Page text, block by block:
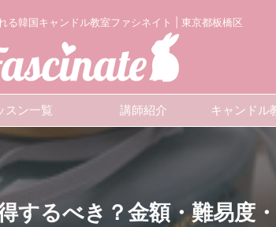
る韓国キャンドル教室ファシネイト | 東京都板橋区
スン一覧 講師紹介 キャンドル
するべき？金額・難易度